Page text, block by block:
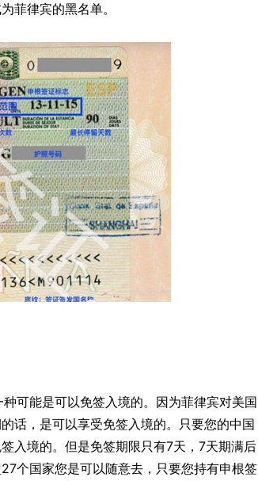
菲律宾的黑名单。
可能是可以免签入境的。因为菲律宾对美国
话，是可以享受免签入境的。只要您的中国
入境的。但是免签期限只有7天，7天期满后
个国家您是可以随意去，只要您持有申根签